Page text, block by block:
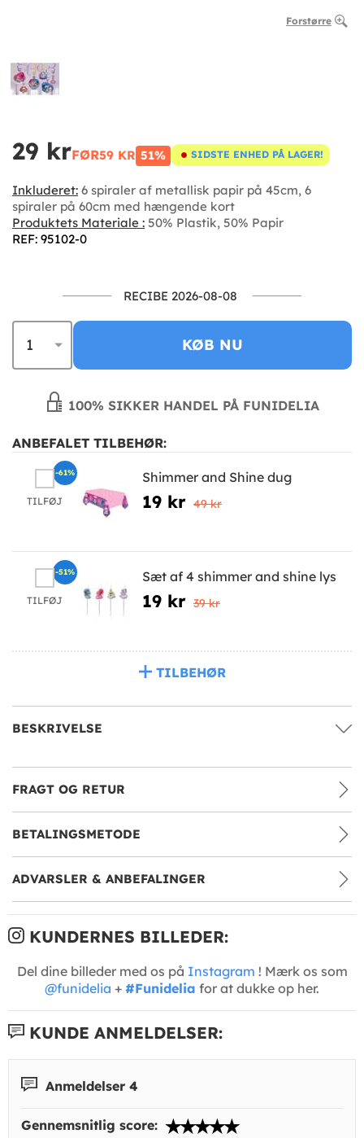
Forstørre
29 krFØR59 KR 51% SIDSTE ENHED PÅ LAGER!
Inkluderet: 6 spiraler af metallisk papir på 45cm, 6
spiraler på 60cm med hængende kort
Produktets Materiale : 50% Plastik, 50% Papir
REF: 95102-0
RECIBE 2026-08-08
KØB NU
100% SIKKER HANDEL PÅ FUNIDELIA
ANBEFALET TILBEHØR:
TILFØJ
Shimmer and Shine dug
19 kr 49 kr
-61%
TILFØJ
Sæt af 4 shimmer and shine lys
19 kr 39 kr
-51%
TILBEHØR
BESKRIVELSE
FRAGT OG RETUR
BETALINGSMETODE
ADVARSLER & ANBEFALINGER
KUNDERNES BILLEDER:
Del dine billeder med os på Instagram ! Mærk os som
@funidelia + #Funidelia for at dukke op her.
KUNDE ANMELDELSER:
Anmeldelser 4
Gennemsnitlig score: